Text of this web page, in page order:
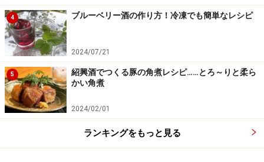
柚子と赤唐辛子でつくる赤柚子胡椒
韓国料理に欠かせないコチュジャンやピリリと辛い柚子
胡椒、焼肉のタレ、ラー油、麺つゆなどの調味料も手作
りできます。
■乳製品
サラダやサンドイッチに、ピュアな味わいのカッテージ
チーズ
4 ブルーベリー酒の作り方！冷凍でも簡単なレシピ
2024/07/21
5
紹興酒でつくる豚の角煮レシピ……とろ～りと柔ら
かい角煮
2024/02/01
ランキングをもっと見る